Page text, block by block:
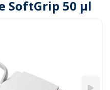
SoftGrip 50 µl